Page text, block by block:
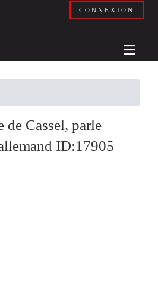
CONNEXION
de Cassel, parle
ID:17905